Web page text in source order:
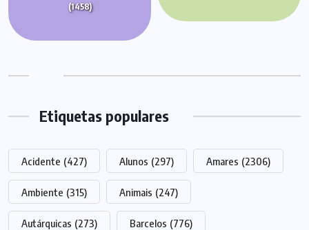
(1458)
Etiquetas populares
Acidente (427) Alunos (297) Amares (2306)
Ambiente (315) Animais (247)
Autárquicas (273) Barcelos (776)